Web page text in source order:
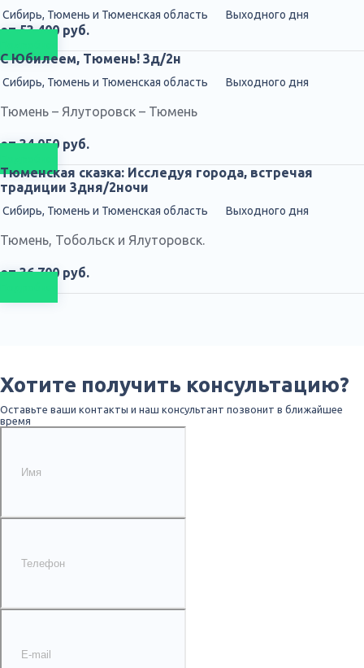
Сибирь, Тюмень и Тюменская область Выходного дня
от 53 400 руб.
С Юбилеем, Тюмень! 3д/2н
Сибирь, Тюмень и Тюменская область Выходного дня
Тюмень – Ялуторовск – Тюмень
от 34 050 руб.
Тюменская сказка: Исследуя города, встречая
традиции 3дня/2ночи
Сибирь, Тюмень и Тюменская область Выходного дня
Тюмень, Тобольск и Ялуторовск.
от 36 700 руб.
Хотите получить консультацию?
Оставьте ваши контакты и наш консультант позвонит в ближайшее
время